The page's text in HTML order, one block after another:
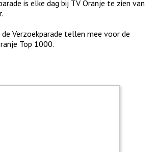
is elke dag bij TV Oranje te zien van
Verzoekparade tellen mee voor de
Top 1000.